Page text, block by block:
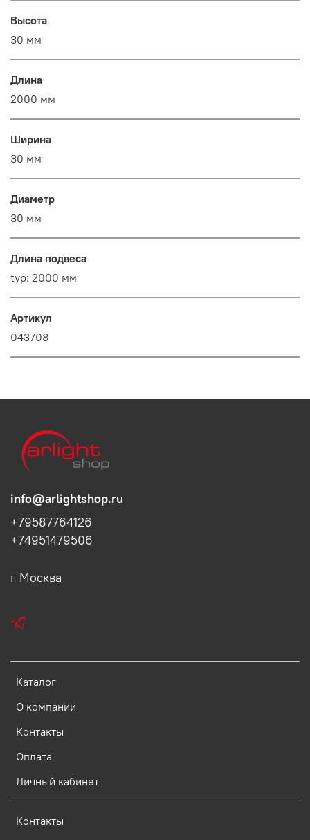
Высота
30 мм
Длина
2000 мм
Ширина
30 мм
Диаметр
30 мм
Длина подвеса
typ: 2000 мм
Артикул
043708
Каталог
О компании
Контакты
Оплата
Личный кабинет
Контакты
info@arlightshop.ru
+79587764126
+74951479506
г Москва